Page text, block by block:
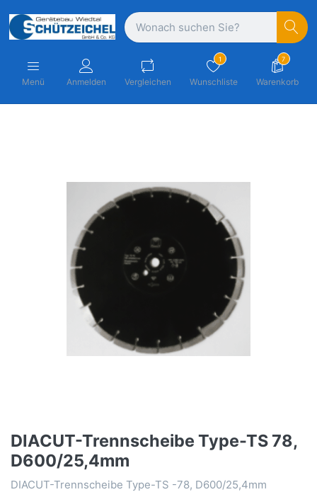
Menü Anmelden Vergleichen
1
Wunschliste
7
Warenkorb
DIACUT-Trennscheibe Type-TS 78,
D600/25,4mm
DIACUT-Trennscheibe Type-TS -78, D600/25,4mm